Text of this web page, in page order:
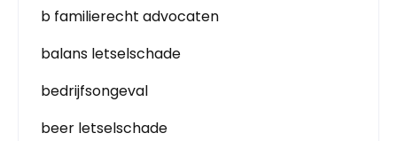
b familierecht advocaten
balans letselschade
bedrijfsongeval
beer letselschade